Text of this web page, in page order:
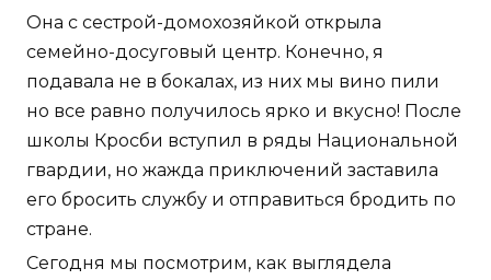
Она с сестрой-домохозяйкой открыла
семейно-досуговый центр. Конечно, я
подавала не в бокалах, из них мы вино пили
но все равно получилось ярко и вкусно! После
школы Кросби вступил в ряды Национальной
гвардии, но жажда приключений заставила
его бросить службу и отправиться бродить по
стране.
Сегодня мы посмотрим, как выглядела